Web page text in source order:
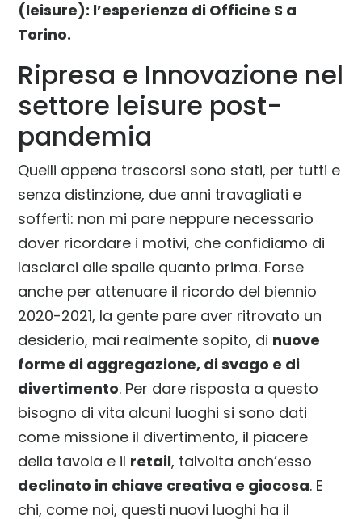
(leisure): l’esperienza di Officine S a
Torino.
Ripresa e Innovazione nel
settore leisure post-
pandemia
Quelli appena trascorsi sono stati, per tutti e
senza distinzione, due anni travagliati e
sofferti: non mi pare neppure necessario
dover ricordare i motivi, che confidiamo di
lasciarci alle spalle quanto prima. Forse
anche per attenuare il ricordo del biennio
2020-2021, la gente pare aver ritrovato un
desiderio, mai realmente sopito, di nuove
forme di aggregazione, di svago e di
divertimento. Per dare risposta a questo
bisogno di vita alcuni luoghi si sono dati
come missione il divertimento, il piacere
della tavola e il retail, talvolta anch’esso
declinato in chiave creativa e giocosa. E
chi, come noi, questi nuovi luoghi ha il